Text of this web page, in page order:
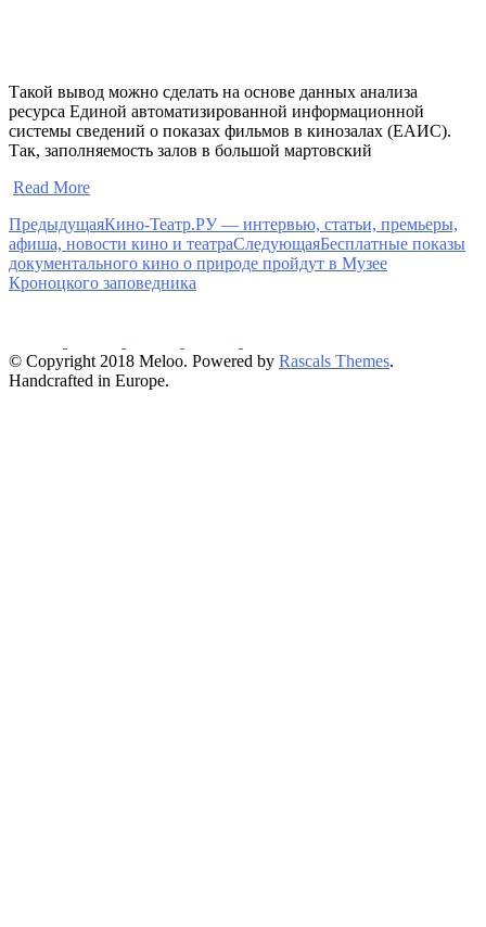
Такой вывод можно сделать на основе данных анализа
ресурса Единой автоматизированной информационной
системы сведений о показах фильмов в кинозалах (ЕАИС).
Так, заполняемость залов в большой мартовский
Read More
ПредыдущаяКино-Театр.РУ — интервью, статьи, премьеры,
афиша, новости кино и театраСледующаяБесплатные показы
документального кино о природе пройдут в Музее
Кроноцкого заповедника
© Copyright 2018 Meloo. Powered by Rascals Themes.
Handcrafted in Europe.